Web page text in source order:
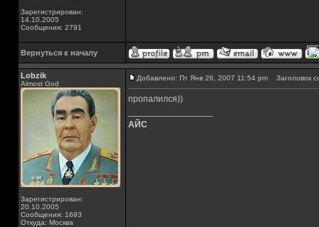
Зарегистрирован:
14.10.2005
Сообщения: 2791
Вернуться к началу
Lobzik
Almost God
Зарегистрирован:
20.10.2005
Сообщения: 1693
Откуда: Москва
Добавлено: Пт Янв 26, 2007 11:54 pm Заголовок
пропалился))
АЙС